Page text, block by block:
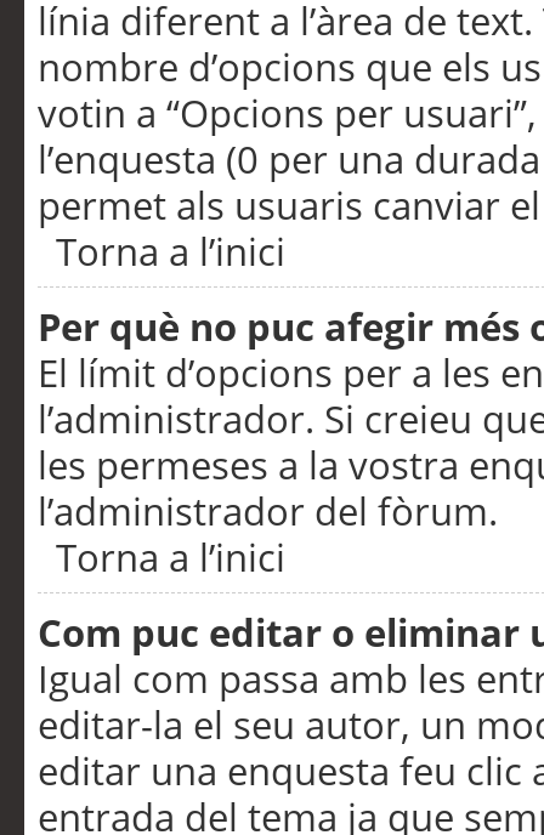
línia diferent a l’àrea de
nombre d’opcions que els
votin a “Opcions per
l’enquesta (0 per una
permet als usuaris canviar
Torna a l’inici
Per què no puc afegir més
El límit d’opcions per a les
l’administrador. Si creieu
les permeses a la vostra
l’administrador del fòrum.
Torna a l’inici
Com puc editar o eliminar
Igual com passa amb les
editar-la el seu autor, un
editar una enquesta feu clic
entrada del tema ja que